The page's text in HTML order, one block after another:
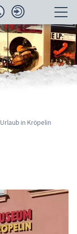
Urlaub in Kröpelin